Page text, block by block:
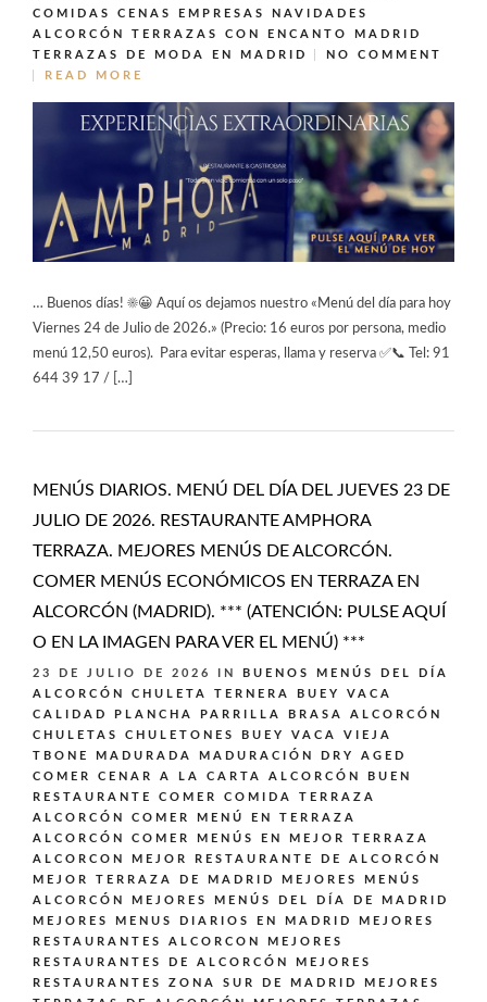
COMIDAS CENAS EMPRESAS NAVIDADES
ALCORCÓN
TERRAZAS CON ENCANTO MADRID
TERRAZAS DE MODA EN MADRID
NO COMMENT
READ MORE
… Buenos días! ☀️😀 Aquí os dejamos nuestro «Menú del día para hoy
Viernes 24 de Julio de 2026.» (Precio: 16 euros por persona, medio
menú 12,50 euros). Para evitar esperas, llama y reserva ✅📞 Tel: 91
644 39 17 / […]
MENÚS DIARIOS. MENÚ DEL DÍA DEL JUEVES 23 DE
JULIO DE 2026. RESTAURANTE AMPHORA
TERRAZA. MEJORES MENÚS DE ALCORCÓN.
COMER MENÚS ECONÓMICOS EN TERRAZA EN
ALCORCÓN (MADRID). *** (ATENCIÓN: PULSE AQUÍ
O EN LA IMAGEN PARA VER EL MENÚ) ***
23 DE JULIO DE 2026 IN
BUENOS MENÚS DEL DÍA
ALCORCÓN
CHULETA TERNERA BUEY VACA
CALIDAD PLANCHA PARRILLA BRASA ALCORCÓN
CHULETAS CHULETONES BUEY VACA VIEJA
TBONE MADURADA MADURACIÓN DRY AGED
COMER CENAR A LA CARTA ALCORCÓN BUEN
RESTAURANTE
COMER COMIDA TERRAZA
ALCORCÓN
COMER MENÚ EN TERRAZA
ALCORCÓN
COMER MENÚS EN MEJOR TERRAZA
ALCORCON
MEJOR RESTAURANTE DE ALCORCÓN
MEJOR TERRAZA DE MADRID
MEJORES MENÚS
ALCORCÓN
MEJORES MENÚS DEL DÍA DE MADRID
MEJORES MENUS DIARIOS EN MADRID
MEJORES
RESTAURANTES ALCORCON
MEJORES
RESTAURANTES DE ALCORCÓN
MEJORES
RESTAURANTES ZONA SUR DE MADRID
MEJORES